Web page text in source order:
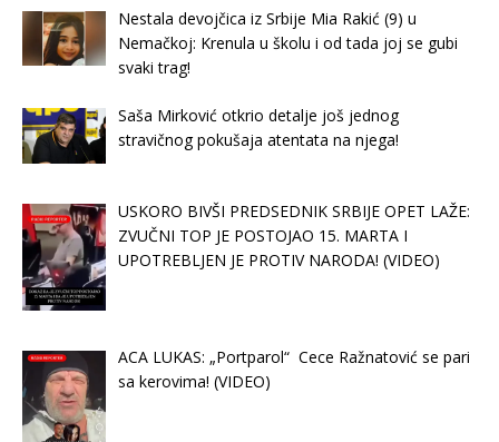
Nestala devojčica iz Srbije Mia Rakić (9) u
Nemačkoj: Krenula u školu i od tada joj se gubi
svaki trag!
Saša Mirković otkrio detalje još jednog
stravičnog pokušaja atentata na njega!
USKORO BIVŠI PREDSEDNIK SRBIJE OPET LAŽE:
ZVUČNI TOP JE POSTOJAO 15. MARTA I
UPOTREBLJEN JE PROTIV NARODA! (VIDEO)
ACA LUKAS: „Portparol“ Cece Ražnatović se pari
sa kerovima! (VIDEO)